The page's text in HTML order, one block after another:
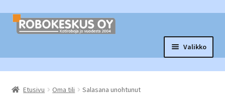
Siirry
navigointiin
Siirry
sisältöön
Valikko
Robottituotteet
Etusivu Oma tili Salasana unohtunut